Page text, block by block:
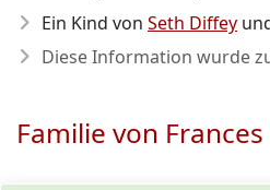
Ein Kind von Seth Diffey
Diese Information wurde
Familie von